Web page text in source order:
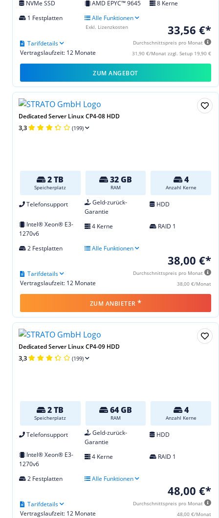
NVMe SSD AMD EPYC™ 9645
8 Kerne
1 Festplatten
Alle Funktionen
33,56 €*
Durchschnittspreis pro Monat
31,90 €/Monat zzgl. Setup 19,90 €
Vertragslaufzeit: 12 Monate
Tarifdetails
Exkl. Lizenzkosten
ZUM ANGEBOT
Dedicated Server Linux CP4-08 HDD
3,3 (199)
2 TB
Speicherplatz
32 GB
RAM
4
Anzahl Kerne
Telefonsupport
Geld-zurück-
Garantie
HDD
Intel® Xeon® E3-
1270v6
4 Kerne RAID 1
2 Festplatten Alle Funktionen
38,00 €*
Durchschnittspreis pro Monat
38,00 €/Monat
Vertragslaufzeit: 12 Monate
Tarifdetails
ZUM ANBIETER *
Dedicated Server Linux CP4-09 HDD
3,3 (199)
2 TB
Speicherplatz
64 GB
RAM
4
Anzahl Kerne
Telefonsupport
Geld-zurück-
Garantie
HDD
Intel® Xeon® E3-
1270v6
4 Kerne RAID 1
2 Festplatten Alle Funktionen
48,00 €*
Durchschnittspreis pro Monat
48,00 €/Monat
Vertragslaufzeit: 12 Monate
Tarifdetails